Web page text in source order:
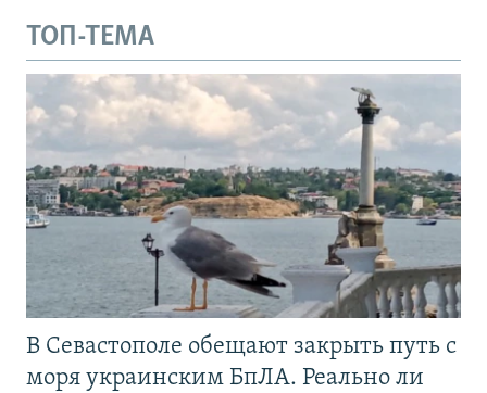
ТОП-ТЕМА
В Севастополе обещают закрыть путь с
моря украинским БпЛА. Реально ли